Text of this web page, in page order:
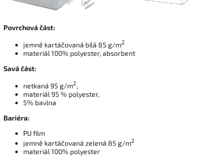
Povrchová část:
jemně kartáčovaná bílá 85 g/m2
materiál 100% polyester, absorbent
Savá část:
netkaná 95 g/m2,
materiál 95 % polyester,
5% bavlna
Bariéra:
PU film
jemně kartáčovaná zelená 85 g/m2
materiál 100% polyester